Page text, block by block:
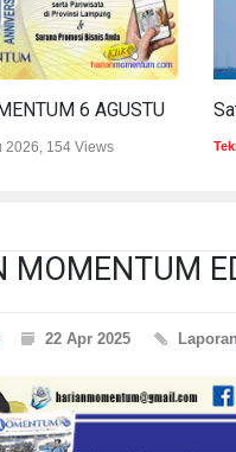
2026, 154 Views
MOMENTUM
22 Apr 2025 Laporan